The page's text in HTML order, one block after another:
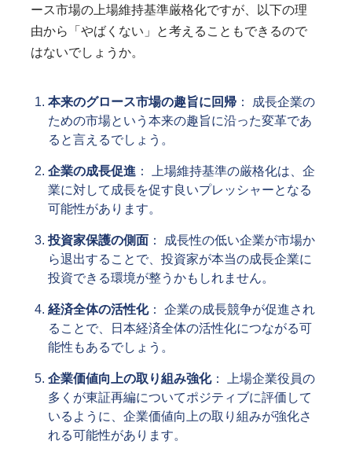
ース市場の上場維持基準厳格化ですが、以下の理
由から「やばくない」と考えることもできるので
はないでしょうか。
本来のグロース市場の趣旨に回帰： 成長企業の
ための市場という本来の趣旨に沿った変革であ
ると言えるでしょう。
企業の成長促進 ： 上場維持基準の厳格化は、企
業に対して成長を促す良いプレッシャーとなる
可能性があります。
投資家保護の側面： 成長性の低い企業が市場か
ら退出することで、投資家が本当の成長企業に
投資できる環境が整うかもしれません。
経済全体の活性化： 企業の成長競争が促進され
ることで、日本経済全体の活性化につながる可
能性もあるでしょう。
企業価値向上の取り組み強化： 上場企業役員の
多くが東証再編についてポジティブに評価して
いるように、企業価値向上の取り組みが強化さ
れる可能性があります。